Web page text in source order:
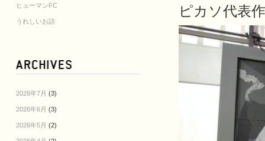
ヒューマンFC
うれしいお話
2026年7月 (3)
2026年6月 (3)
2026年5月 (2)
ピカソ代表作